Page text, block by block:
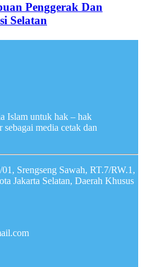
Penggerak Dan
Selatan
Islam untuk hak – hak
media cetak dan
Srengseng Sawah, RT.7/RW.1,
Jakarta Selatan, Daerah Khusus